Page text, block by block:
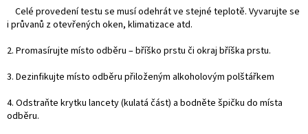
Celé provedení testu se musí odehrát ve stejné teplotě. Vyvarujte se
i průvanů z otevřených oken, klimatizace atd.
2. Promasírujte místo odběru – bříško prstu či okraj bříška prstu.
3. Dezinfikujte místo odběru přiloženým alkoholovým polštářkem
4. Odstraňte krytku lancety (kulatá část) a bodněte špičku do místa
odběru.